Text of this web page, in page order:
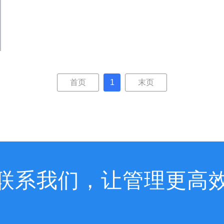
首页 1 末页
系我们，让管理更高